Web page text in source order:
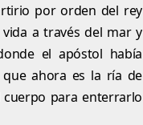
por orden del rey
a través del mar y
el apóstol había
ahora es la ría de
para enterrarlo